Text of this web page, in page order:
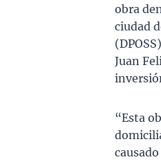
obra
ciudad
Juan
“Esta